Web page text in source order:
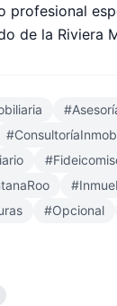
profesional
de la Riviera
#
#
#
#
#Opcional